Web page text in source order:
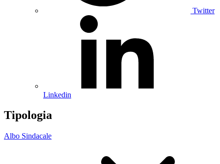
Twitter
Linkedin
Tipologia
Albo Sindacale